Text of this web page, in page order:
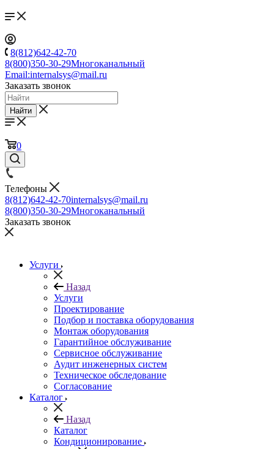
8(812)642-42-70
8(800)350-30-29Многоканальный
Email:internalsys@mail.ru
Заказать звонок
Найти
0
Телефоны
8(812)642-42-70internalsys@mail.ru
8(800)350-30-29Многоканальный
Заказать звонок
Услуги
Назад
Услуги
Проектирование
Подбор и поставка оборудования
Монтаж оборудования
Гарантийное обслуживание
Сервисное обслуживание
Аудит инженерных систем
Техническое обследование
Согласование
Каталог
Назад
Каталог
Кондиционирование